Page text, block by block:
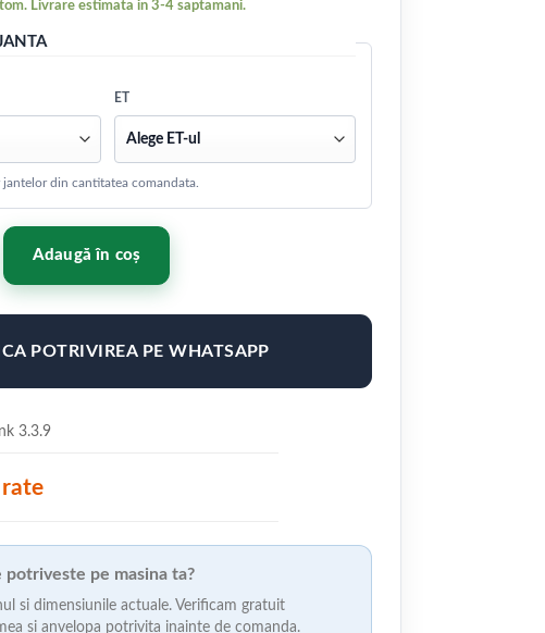
Livrare estimata in 3-4 saptamani.
ET
din cantitatea comandata.
23x11,5 ET0-58 BLANK Brushed Bronze
Adaugă în coș
POTRIVIREA PE WHATSAPP
rate
potriveste pe masina ta?
si dimensiunile actuale. Verificam gratuit
si anvelopa potrivita inainte de comanda.